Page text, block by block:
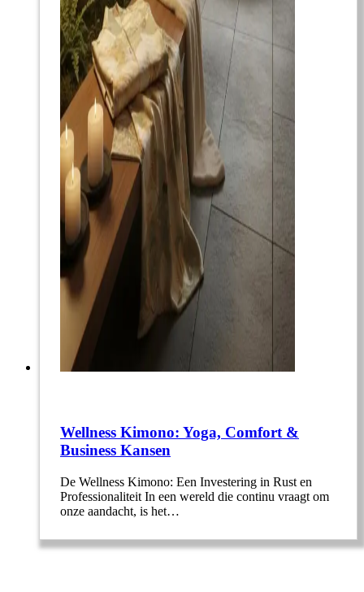
Wellness Kimono: Yoga, Comfort &
Business Kansen
De Wellness Kimono: Een Investering in Rust en
Professionaliteit In een wereld die continu vraagt om
onze aandacht, is het…